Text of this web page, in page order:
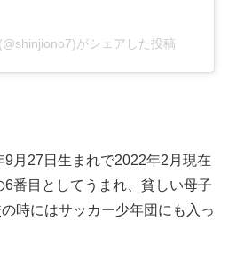
がシェアした投稿
月27日生まれで2022年2月現在
番目としてうまれ、貧しい母子
時にはサッカー少年団にも入っ